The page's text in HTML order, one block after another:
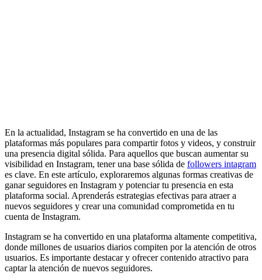
En la actualidad, Instagram se ha convertido en una de las
plataformas más populares para compartir fotos y videos, y construir
una presencia digital sólida. Para aquellos que buscan aumentar su
visibilidad en Instagram, tener una base sólida de followers intagram
es clave. En este artículo, exploraremos algunas formas creativas de
ganar seguidores en Instagram y potenciar tu presencia en esta
plataforma social. Aprenderás estrategias efectivas para atraer a
nuevos seguidores y crear una comunidad comprometida en tu
cuenta de Instagram.
Instagram se ha convertido en una plataforma altamente competitiva,
donde millones de usuarios diarios compiten por la atención de otros
usuarios. Es importante destacar y ofrecer contenido atractivo para
captar la atención de nuevos seguidores.